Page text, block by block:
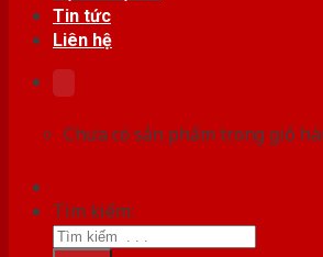
Tin tức
Liên hệ
Chưa có sản phẩm trong giỏ
Tìm kiếm: